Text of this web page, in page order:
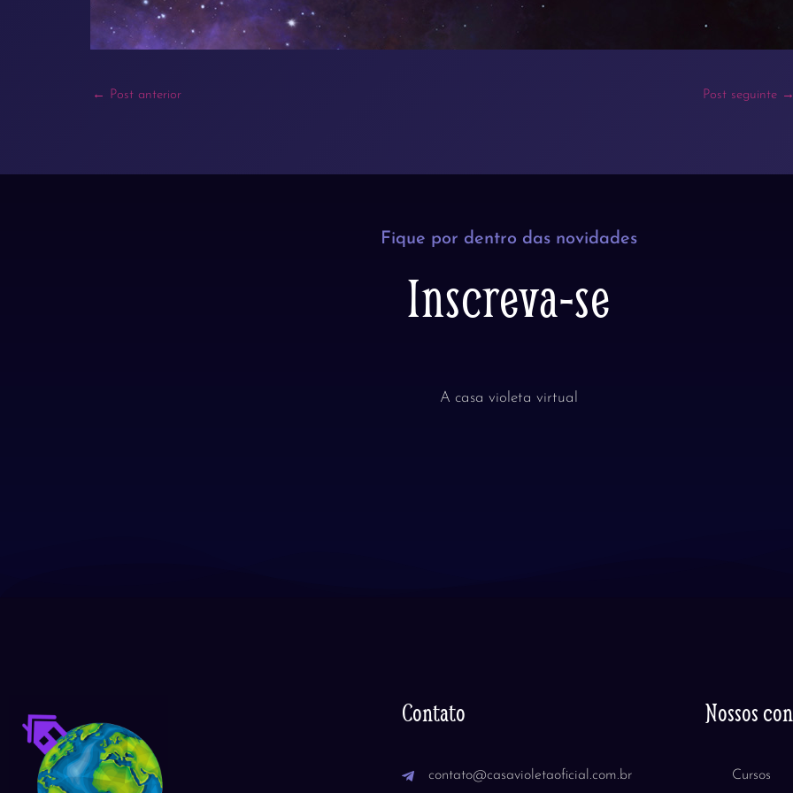
← Post anterior Post seguinte
Fique por dentro das novidades
Inscreva-se
A casa violeta virtual
Contato
contato@casavioletaoficial.com.br
Nossos
Cursos